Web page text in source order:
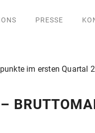
PRESSE
im ersten Quartal